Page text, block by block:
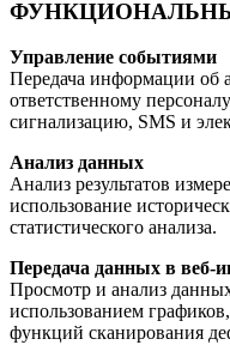
Управление событиями
Передача информации об
ответственному
сигнализацию, SMS и
Анализ данных
Анализ результатов
использование
статистического анализа.
Передача данных в веб-
Просмотр и анализ
использованием
функций сканирования